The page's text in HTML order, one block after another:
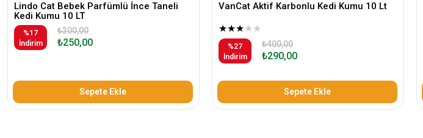
Lindo Cat Bebek Parfümlü İnce Taneli
Kedi Kumu 10 LT
%17
İndirim
₺250,00
₺300,00
Sepete Ekle
VanCat Aktif Karbonlu Kedi Kumu 10 Lt
★★★★★
%27
İndirim
₺290,00
₺400,00
Sepete Ekle